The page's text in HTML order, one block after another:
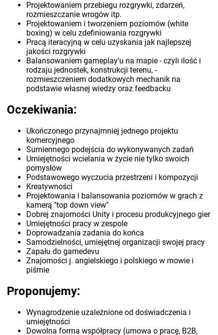
Projektowaniem przebiegu rozgrywki, zdarzeń,
rozmieszczanie wrogów itp.
Projektowaniem i tworzeniem poziomów (white
boxing) w celu zdefiniowania rozgrywki
Pracą iteracyjną w celu uzyskania jak najlepszej
jakości rozgrywki
Balansowaniem gameplay'u na mapie - czyli ilość i
rodzaju jednostek, konstrukcji terenu, -
rozmieszczeniem dodatkowych mechanik na
podstawie własnej wiedzy oraz feedbacku
Oczekiwania:
Ukończonego przynajmniej jednego projektu
komercyjnego
Sumiennego podejścia do wykonywanych zadań
Umiejętności wcielania w życie nie tylko swoich
pomysłów
Podstawowego wyczucia przestrzeni i kompozycji
Kreatywności
Projektowania i balansowania poziomów w grach z
kamerą "top down view"
Dobrej znajomości Unity i procesu produkcyjnego gier
Umiejętności pracy w zespole
Doprowadzania zadania do końca
Samodzielności, umiejętnej organizacji swojej pracy
Zapału do gamedevu
Znajomości j. angielskiego i polskiego w mowie i
piśmie
Proponujemy:
Wynagrodzenie uzależnione od doświadczenia i
umiejętności
Dowolna forma współpracy (umowa o pracę, B2B,